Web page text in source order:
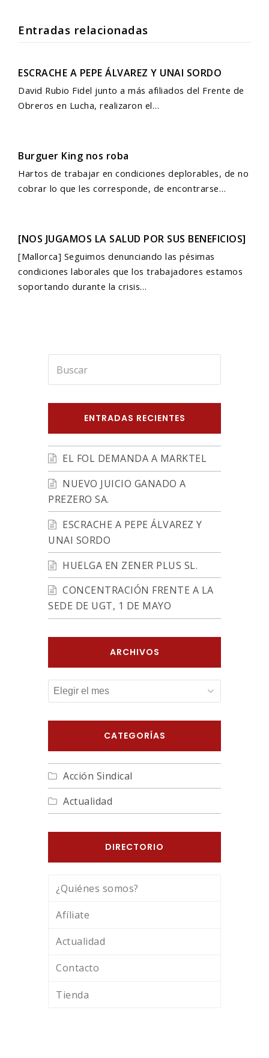
Entradas relacionadas
ESCRACHE A PEPE ÁLVAREZ Y UNAI SORDO
David Rubio Fidel junto a más afiliados del Frente de
Obreros en Lucha, realizaron el…
Burguer King nos roba
Hartos de trabajar en condiciones deplorables, de no
cobrar lo que les corresponde, de encontrarse…
[NOS JUGAMOS LA SALUD POR SUS BENEFICIOS]
[Mallorca] Seguimos denunciando las pésimas
condiciones laborales que los trabajadores estamos
soportando durante la crisis…
ENTRADAS RECIENTES
EL FOL DEMANDA A MARKTEL
NUEVO JUICIO GANADO A
PREZERO SA.
ESCRACHE A PEPE ÁLVAREZ Y
UNAI SORDO
HUELGA EN ZENER PLUS SL.
CONCENTRACIÓN FRENTE A LA
SEDE DE UGT, 1 DE MAYO
ARCHIVOS
ARCHIVOS
CATEGORÍAS
Acción Sindical
Actualidad
DIRECTORIO
¿Quiénes somos?
Afíliate
Actualidad
Contacto
Tienda